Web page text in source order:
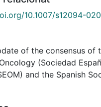
10.1007/s12094-
of the consensus of
(Sociedad
Española de Anatomía